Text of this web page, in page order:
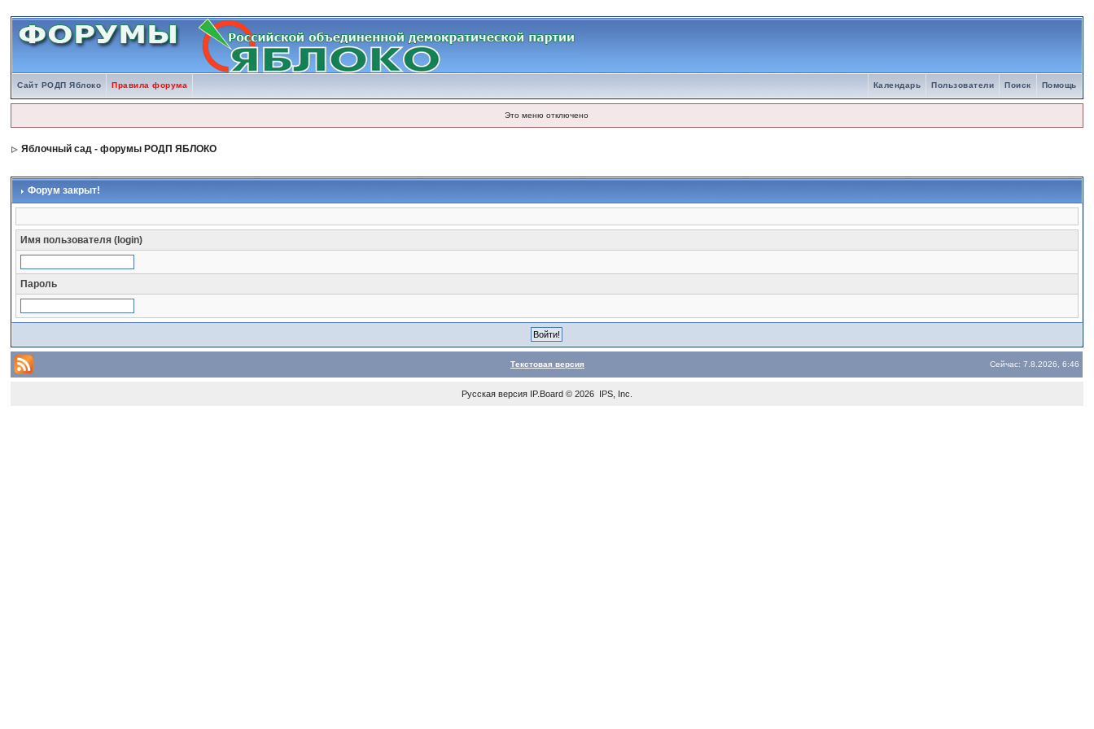
Сайт РОДП Яблоко Правила форума Помощь
Поиск
Пользователи
Календарь
Это меню отключено
Яблочный сад - форумы РОДП ЯБЛОКО
Форум закрыт!
Имя пользователя (login)
Пароль
Текстовая версия Сейчас: 7.8.2026, 6:46
Русская версия IP.Board© 2026 IPS, Inc